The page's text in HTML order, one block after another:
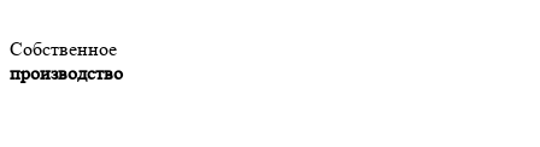
Собственное
производство